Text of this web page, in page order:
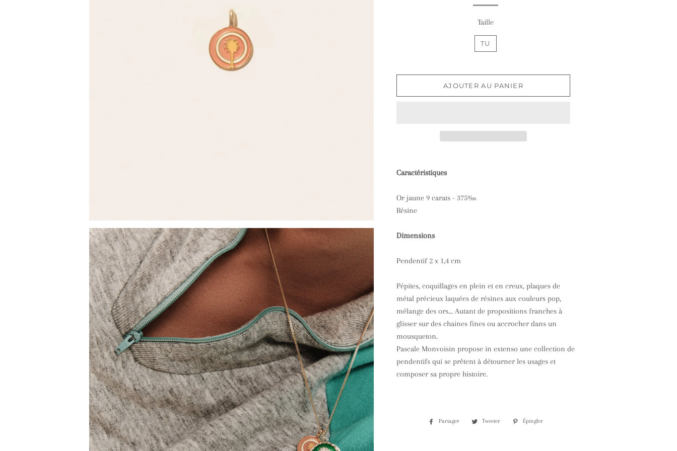
Taille
TU
AJOUTER AU PANIER
Caractéristiques
Or jaune 9 carats - 375‰
Résine
Dimensions
Pendentif 2 x 1,4 cm
Pépites, coquillages en plein et en creux, plaques de
métal précieux laquées de résines aux couleurs pop,
mélange des ors… Autant de propositions franches à
glisser sur des chaines fines ou accrocher dans un
mousqueton.
Pascale Monvoisin propose in extenso une collection de
pendentifs qui se prêtent à détourner les usages et
composer sa propre histoire.
Partager
PartagerTweeter
TweeterÉpingler